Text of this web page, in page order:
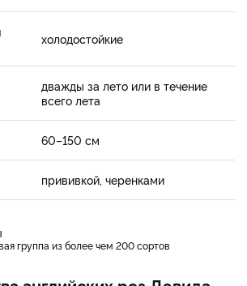
холодостойкие
дважды за лето или в течение
всего лета
60–150 см
прививкой, черенками
группа из более чем 200 сортов